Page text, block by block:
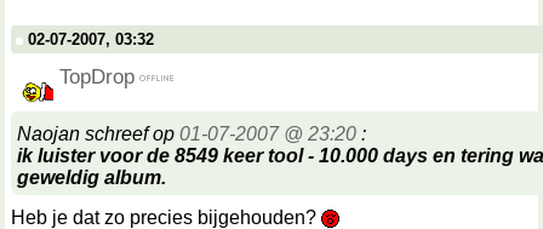
02-07-2007, 03:32
TopDrop
Naojan schreef op 01-07-2007 @ 23:20 :
ik luister voor de 8549 keer tool - 10.000 days en tering
geweldig album.
Heb je dat zo precies bijgehouden?